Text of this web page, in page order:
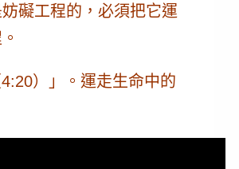
礙工程的，必須把它運
）」。運走生命中的